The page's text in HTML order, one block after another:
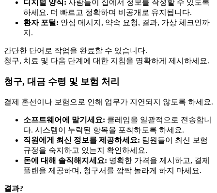
디지털 양식: 사람들이 집에서 정보를 작성할 수 있도록
하세요. 더 빠르고 정확하며 비공개로 유지됩니다.
환자 포털: 안심 메시지, 약속 요청, 결과, 가상 체크인까
지.
간단한 단어로 작업을 완료할 수 있습니다.
청구, 치료 및 다음 단계에 대한 지침을 명확하게 제시하세요.
청구, 대금 수령 및 보험 처리
결제 혼선이나 보험으로 인해 업무가 지연되지 않도록 하세요.
소프트웨어에 맡기세요: 클레임을 일괄적으로 전송합니
다. 시스템이 누락된 항목을 포착하도록 하세요.
직원에게 최신 정보를 제공하세요: 팀원들이 최신 보험
규정을 숙지하고 있는지 확인하세요.
돈에 대해 솔직해지세요: 명확한 가격을 제시하고, 결제
플랜을 제공하며, 청구서를 깜짝 놀라게 하지 마세요.
결과?